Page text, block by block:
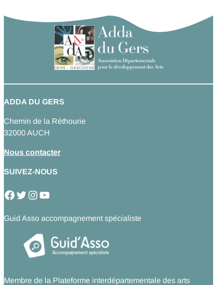
ADDA DU GERS
Chemin de la Réthourie
32000 AUCH
Nous contacter
SUIVEZ-NOUS
Facebook Twitter Instagram YouTube
Guid Asso accompagnement spécialiste
Membre de la Plateforme interdépartementale des arts